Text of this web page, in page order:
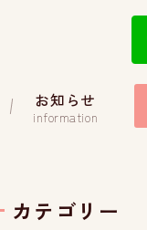
お知らせ
information
カテゴリー